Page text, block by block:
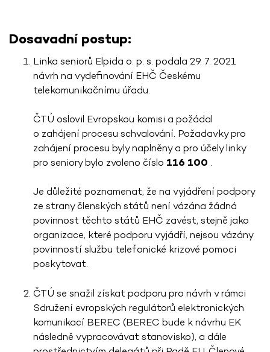
Dosavadní postup:
Linka seniorů Elpida o. p. s. podala 29. 7. 2021
návrh na vydefinování EHČ Českému
telekomunikačnímu úřadu.
ČTÚ oslovil Evropskou komisi a požádal
o zahájení procesu schvalování. Požadavky pro
zahájení procesu byly naplněny a pro účely linky
pro seniory bylo zvoleno číslo 116 100 .
Je důležité poznamenat, že na vyjádření podpory
ze strany členských států není vázána žádná
povinnost těchto států EHČ zavést, stejně jako
organizace, které podporu vyjádří, nejsou vázány
povinností službu telefonické krizové pomoci
poskytovat.
ČTÚ se snažil získat podporu pro návrh v rámci
Sdružení evropských regulátorů elektronických
komunikací BEREC (BEREC bude k návrhu EK
následně vypracovávat stanovisko), a dále